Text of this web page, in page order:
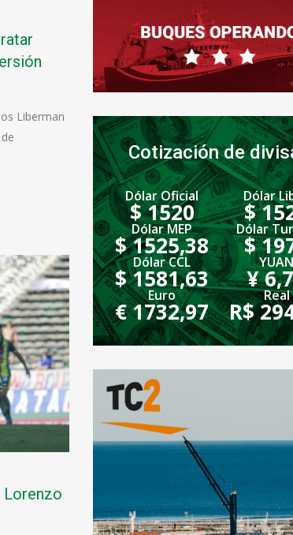
Liberman
Lorenzo
Cotización de
Dólar Oficial
$ 1520
Dólar
$
Dólar MEP
$ 1525,38
Dólar
$
Dólar CCL
$ 1581,63
YUAN
¥
Euro
€ 1732,97
Real
R$